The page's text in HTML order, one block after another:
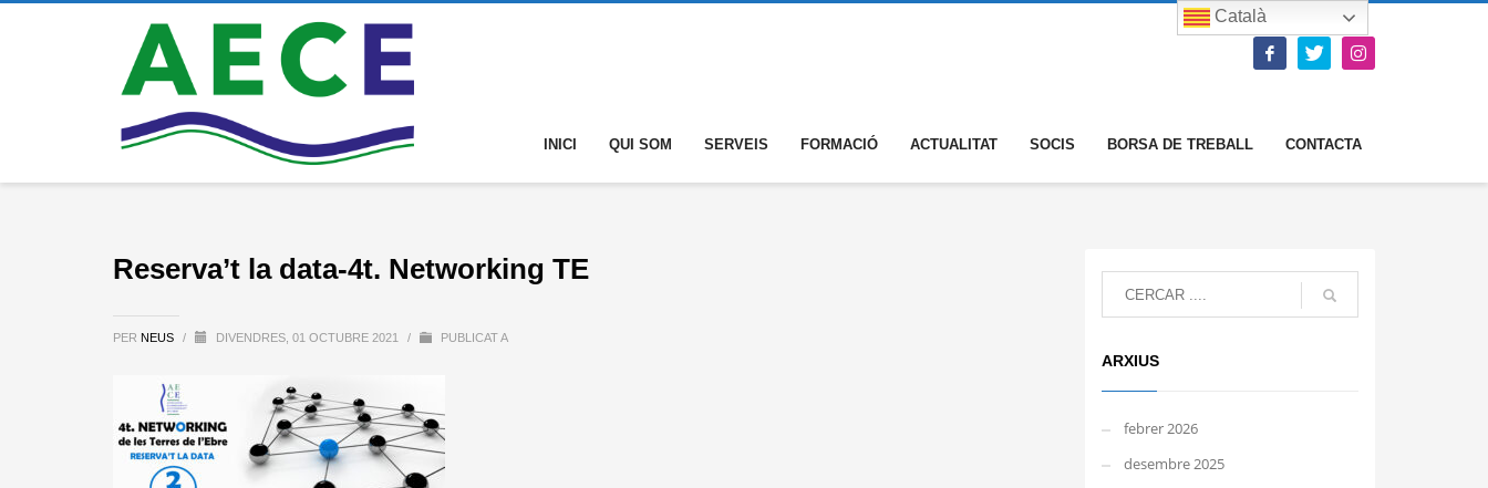
INICI QUI SOM SERVEIS FORMACIÓ ACTUALITAT SOCIS BORSA DE TREBALL CONTACTA
Reserva’t la data-4t. Networking TE
PER NEUS / DIVENDRES, 01 OCTUBRE 2021 / PUBLICAT A
ARXIUS
febrer 2026
desembre 2025
Català